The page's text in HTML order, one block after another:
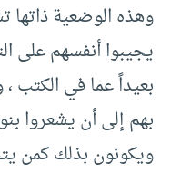
وهذه الوضعية
يجيبوا أنفسهم على
بعيداً عما في الكتب
بهم إلى أن يشعروا
ويكونون بذلك كمن